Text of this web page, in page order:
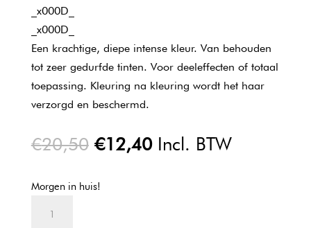
_x000D_
_x000D_
Een krachtige, diepe intense kleur. Van behouden
tot zeer gedurfde tinten. Voor deeleffecten of totaal
toepassing. Kleuring na kleuring wordt het haar
verzorgd en beschermd.
€20,50 Oorspronkelijke
was:
€12,40Huidige
Incl. BTW
Morgen in huis!